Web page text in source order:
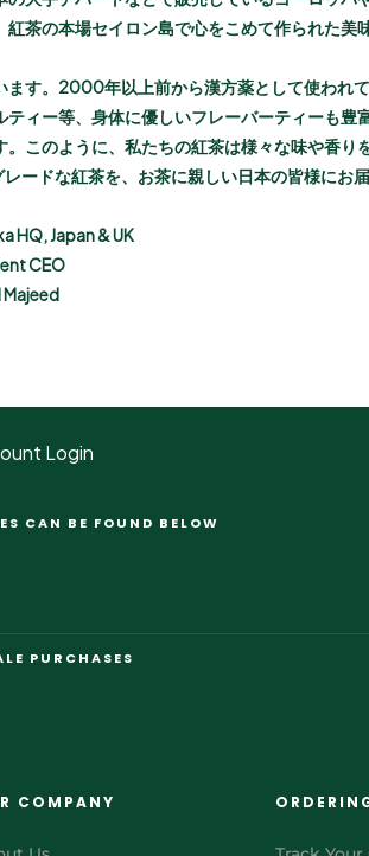
茶の本場セイロン島で心をこめて作られた美
す。2000年以上前から漢方薬として使われ
ィー等、身体に優しいフレーバーティーも豊
このように、私たちの紅茶は様々な味や香り
ードな紅茶を、お茶に親しい日本の皆様にお
HQ, Japan & UK
CEO
Majeed
Login
CAN BE FOUND BELOW
PURCHASES
COMPANY